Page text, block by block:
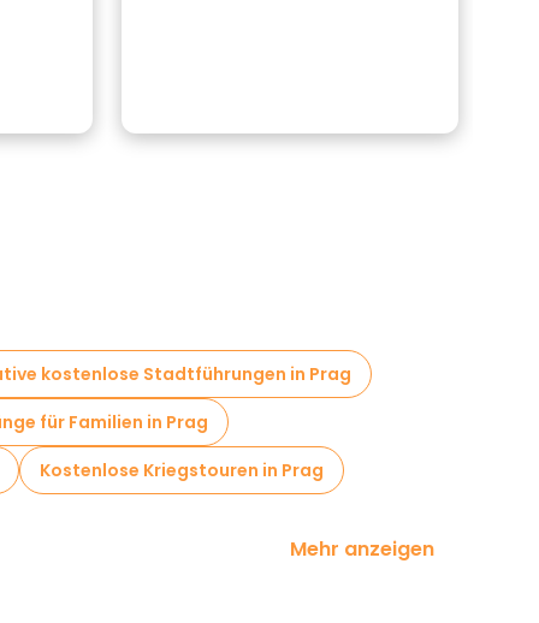
kostenlose Stadtführungen in Prag
für Familien in Prag
Kostenlose Kriegstouren in Prag
Mehr anzeigen